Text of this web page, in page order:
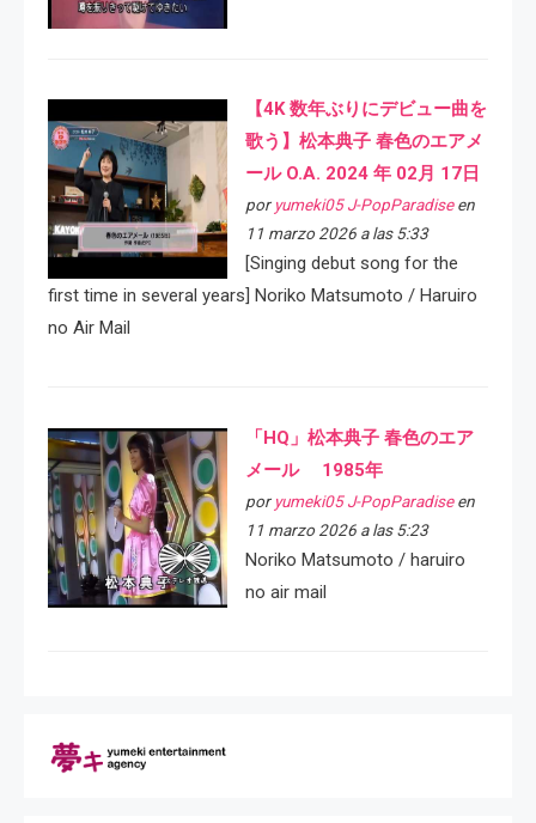
【4K 数年ぶりにデビュー曲を
歌う】松本典子 春色のエアメ
ール O.A. 2024 年 02月 17日
por yumeki05 J-PopParadiseen
11 marzo 2026 a las 5:33
[Singing debut song for the
first time in several years] Noriko Matsumoto / Haruiro
no Air Mail
「HQ」松本典子 春色のエア
メール 1985年
por yumeki05 J-PopParadiseen
11 marzo 2026 a las 5:23
Noriko Matsumoto / haruiro
no air mail